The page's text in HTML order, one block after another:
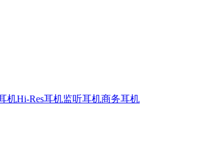
机Hi-Res耳机监听耳机商务耳机